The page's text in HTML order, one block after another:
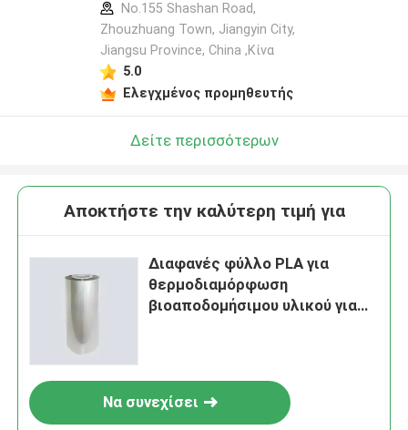
No.155 Shashan Road,
Zhouzhuang Town, Jiangyin City,
Jiangsu Province, China ,Κίνα
5.0
Ελεγχμένος προμηθευτής
Δείτε περισσότερων
Αποκτήστε την καλύτερη τιμή για
Διαφανές φύλλο PLA για
θερμοδιαμόρφωση
βιοαποδομήσιμου υλικού για
Να συνεχίσει